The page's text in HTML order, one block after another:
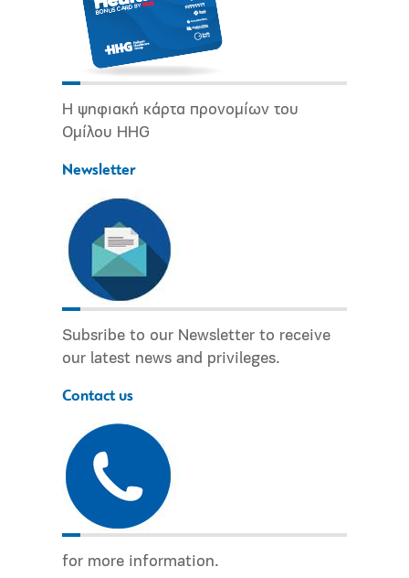
Η ψηφιακή κάρτα προνομίων του
Ομίλου HHG
Newsletter
Subsribe to our Newsletter to receive
our latest news and privileges.
Contact us
for more information.